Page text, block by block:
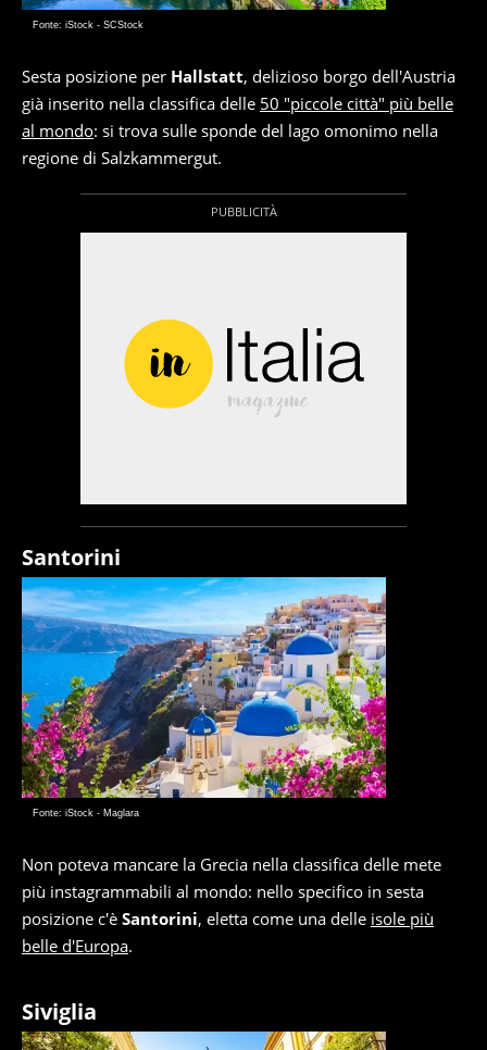
Fonte: iStock - SCStock
Sesta posizione per Hallstatt, delizioso borgo dell'Austria
già inserito nella classifica delle 50 "piccole città" più belle
al mondo: si trova sulle sponde del lago omonimo nella
regione di Salzkammergut.
Santorini
Fonte: iStock - Maglara
Non poteva mancare la Grecia nella classifica delle mete
più instagrammabili al mondo: nello specifico in sesta
posizione c'è Santorini, eletta come una delle isole più
belle d'Europa.
Siviglia